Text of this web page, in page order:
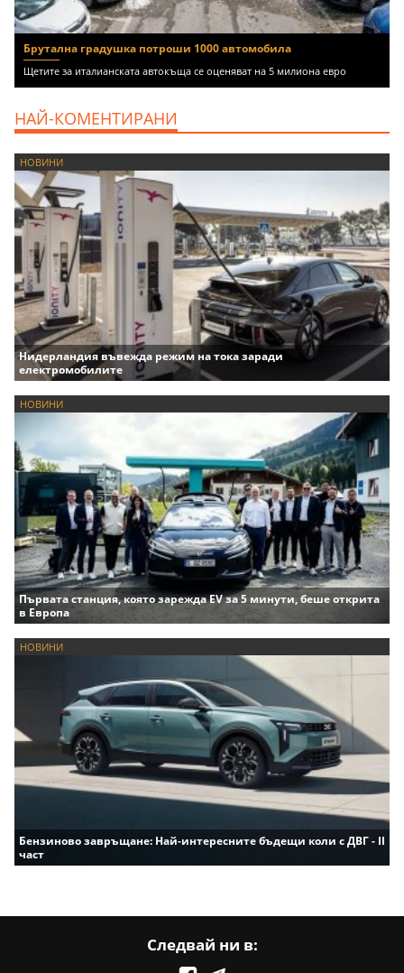
Брутална градушка потроши 1000 автомобила
Щетите за италианската автокъща се оценяват на 5 милиона евро
НАЙ-КОМЕНТИРАНИ
НОВИНИ
Нидерландия въвежда режим на тока заради
електромобилите
НОВИНИ
Първата станция, която зарежда EV за 5 минути, беше открита
в Европа
НОВИНИ
Бензиново завръщане: Най-интересните бъдещи коли с ДВГ - II
част
Следвай ни в: